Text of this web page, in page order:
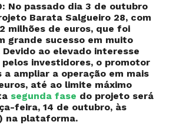
No passado dia 3 de outubro
Barata Salgueiro 28, com
milhões de euros, que foi
grande sucesso em muito
ao elevado interesse
investidores, o promotor
ampliar a operação em mais
até ao limite máximo
segunda fase do projeto será
feira, 14 de outubro, às
na plataforma.